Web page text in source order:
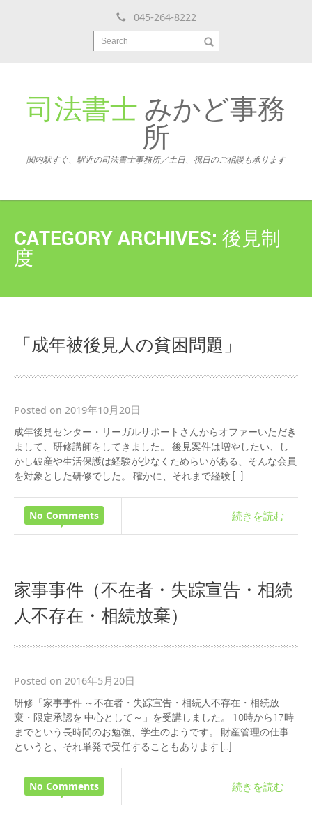
045-264-8222
Search
司法書士 みかど事務
所
関内駅すぐ、駅近の司法書士事務所／土日、祝日のご相談も承ります
CATEGORY ARCHIVES: 後見制
度
「成年被後見人の貧困問題」
Posted on 2019年10月20日
成年後見センター・リーガルサポートさんからオファーいただき
まして、研修講師をしてきました。 後見案件は増やしたい、し
かし破産や生活保護は経験が少なくためらいがある、そんな会員
を対象とした研修でした。 確かに、それまで経験 […]
No Comments 続きを読む
家事事件（不在者・失踪宣告・相続
人不存在・相続放棄）
Posted on 2016年5月20日
研修「家事事件 ～不在者・失踪宣告・相続人不存在・相続放
棄・限定承認を 中心として～」を受講しました。 10時から17時
までという長時間のお勉強、学生のようです。 財産管理の仕事
というと、それ単発で受任することもあります […]
No Comments 続きを読む